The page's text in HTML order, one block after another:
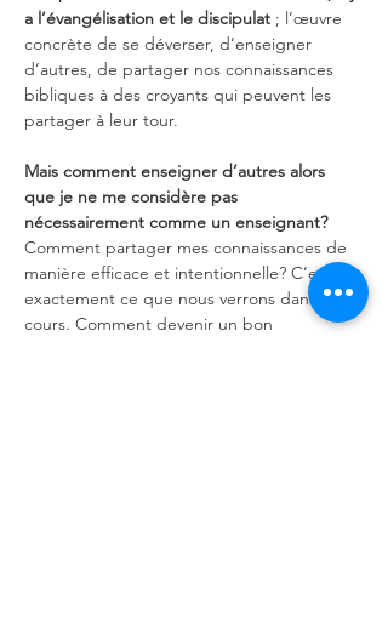
a l’évangélisation et le discipulat ; l’œuvre
concrète de se déverser, d’enseigner
d’autres, de partager nos connaissances
bibliques à des croyants qui peuvent les
partager à leur tour.
Mais comment enseigner d’autres alors
que je ne me considère pas
nécessairement comme un enseignant?
Comment partager mes connaissances de
manière efficace et intentionnelle? C’est
exactement ce que nous verrons dans ce
cours. Comment devenir un bon